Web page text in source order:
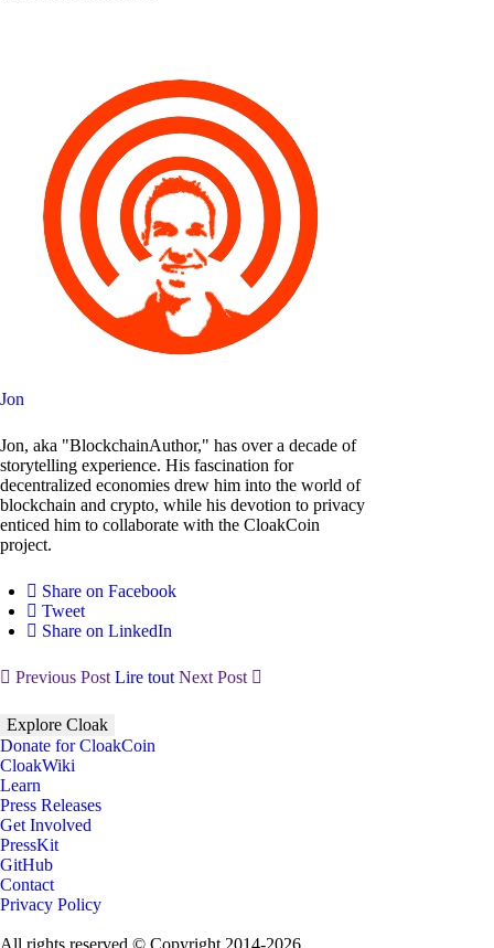
Jon
Jon, aka "BlockchainAuthor," has over a decade of
storytelling experience. His fascination for
decentralized economies drew him into the world of
blockchain and crypto, while his devotion to privacy
enticed him to collaborate with the CloakCoin
project.
Share on Facebook
Tweet
Share on LinkedIn
Previous Post Lire tout Next Post
Explore Cloak
Donate for CloakCoin
CloakWiki
Learn
Press Releases
Get Involved
PressKit
GitHub
Contact
Privacy Policy